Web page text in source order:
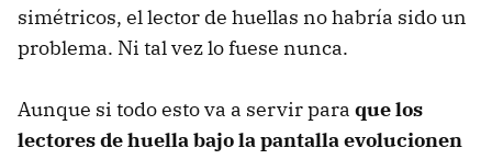
simétricos, el lector de huellas no habría sido un
problema. Ni tal vez lo fuese nunca.
Aunque si todo esto va a servir para que los
lectores de huella bajo la pantalla evolucionen